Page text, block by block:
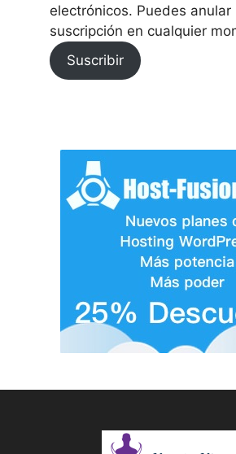
electrónicos. Puedes anular
suscripción en cualquier
Suscribir